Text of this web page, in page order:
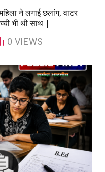
ने लगाई छलांग, वाटर
भी थी साथ |
0 VIEWS